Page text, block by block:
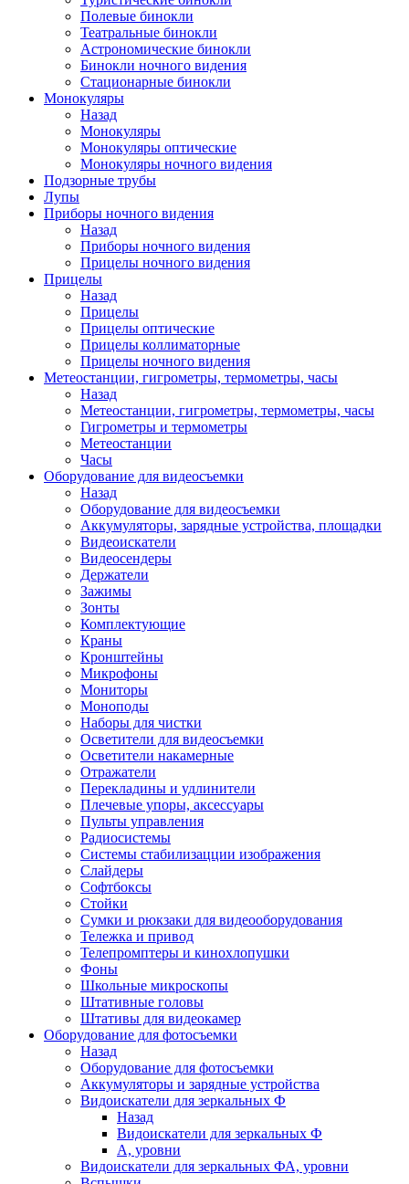
Полевые бинокли
Театральные бинокли
Астрономические бинокли
Бинокли ночного видения
Стационарные бинокли
Монокуляры
Назад
Монокуляры
Монокуляры оптические
Монокуляры ночного видения
Подзорные трубы
Лупы
Приборы ночного видения
Назад
Приборы ночного видения
Прицелы ночного видения
Прицелы
Назад
Прицелы
Прицелы оптические
Прицелы коллиматорные
Прицелы ночного видения
Метеостанции, гигрометры, термометры, часы
Назад
Метеостанции, гигрометры, термометры, часы
Гигрометры и термометры
Метеостанции
Часы
Оборудование для видеосъемки
Назад
Оборудование для видеосъемки
Аккумуляторы, зарядные устройства, площадки
Видеоискатели
Видеосендеры
Держатели
Зажимы
Зонты
Комплектующие
Краны
Кронштейны
Микрофоны
Мониторы
Моноподы
Наборы для чистки
Осветители для видеосъемки
Осветители накамерные
Отражатели
Перекладины и удлинители
Плечевые упоры, аксессуары
Пульты управления
Радиосистемы
Системы стабилизацции изображения
Слайдеры
Софтбоксы
Стойки
Сумки и рюкзаки для видеооборудования
Тележка и привод
Телепромптеры и кинохлопушки
Фоны
Школьные микроскопы
Штативные головы
Штативы для видеокамер
Оборудование для фотосъемки
Назад
Оборудование для фотосъемки
Аккумуляторы и зарядные устройства
Видоискатели для зеркальных Ф
Назад
Видоискатели для зеркальных Ф
А, уровни
Видоискатели для зеркальных ФА, уровни